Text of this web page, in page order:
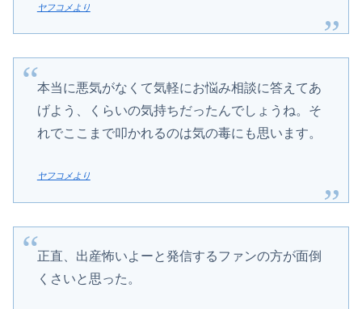
ヤフコメより
本当に悪気がなくて気軽にお悩み相談に答えてあ
げよう、くらいの気持ちだったんでしょうね。そ
れでここまで叩かれるのは気の毒にも思います。
ヤフコメより
正直、出産怖いよーと発信するファンの方が面倒
くさいと思った。